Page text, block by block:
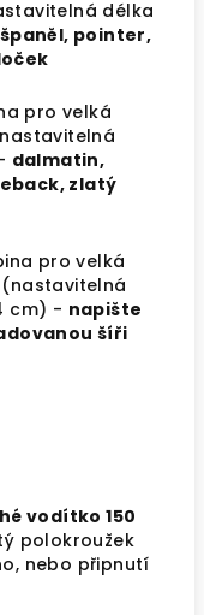
délka
pointer,
pro velká
dalmatin,
zlatý
pro velká
(nastavitelná
cm) - napište
šíři
vodítko 150
polokroužek
nebo připnutí